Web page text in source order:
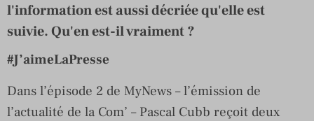
l'information est aussi décriée qu'elle est
suivie. Qu'en est-il vraiment ?
#J’aimeLaPresse
Dans l’épisode 2 de MyNews – l’émission de
l’actualité de la Com’ – Pascal Cubb reçoit deux